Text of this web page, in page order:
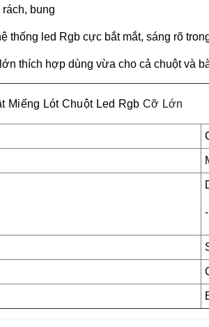
bung
thống led Rgb cực bắt mắt, sáng rõ
thích hợp dùng vừa cho cả chuột và
Miếng Lót Chuột Led Rgb Cỡ Lớn